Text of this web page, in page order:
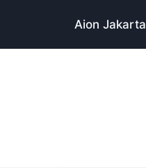
Aion Jakarta